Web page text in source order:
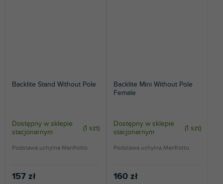
Backlite Stand Without Pole
Dostępny w sklepie
stacjonarnym
(1 szt)
157 zł
Podstawa uchylna Manfrotto.
Backlite Mini Without Pole
Female
Dostępny w sklepie
stacjonarnym
(1 szt)
160 zł
Podstawa uchylna Manfrotto.